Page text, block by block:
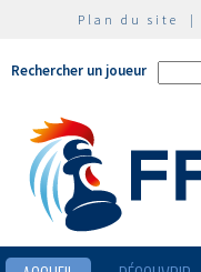
Plan du site |
Rechercher un joueur